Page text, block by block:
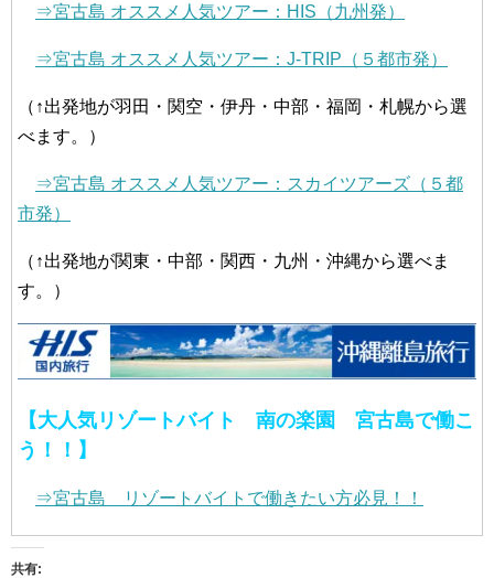
⇒宮古島 オススメ人気ツアー：HIS（九州発）
⇒宮古島 オススメ人気ツアー：J-TRIP（５都市発）
（↑出発地が羽田・関空・伊丹・中部・福岡・札幌から選
べます。）
⇒宮古島 オススメ人気ツアー：スカイツアーズ（５都
市発）
（↑出発地が関東・中部・関西・九州・沖縄から選べま
す。）
【大人気リゾートバイト 南の楽園 宮古島で働こ
う！！】
⇒宮古島 リゾートバイトで働きたい方必見！！
共有: